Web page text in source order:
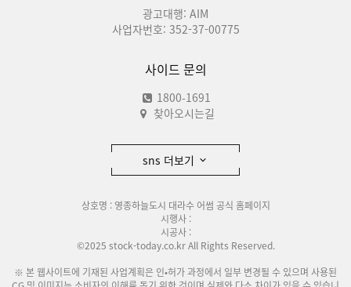
광고대행: AIM
사업자번호: 352-37-00775
사이드 문의
1800-1691
찾아오시는길
sns 더보기
상호명 : 영종하늘도시 대라수 어썸 공식 홈페이지
시행사 :
시공사 :
©2025 stock-today.co.kr All Rights Reserved.
※ 본 웹사이트에 기재된 사업계획은 인•허가 과정에서 일부 변경될 수 있으며 사용된